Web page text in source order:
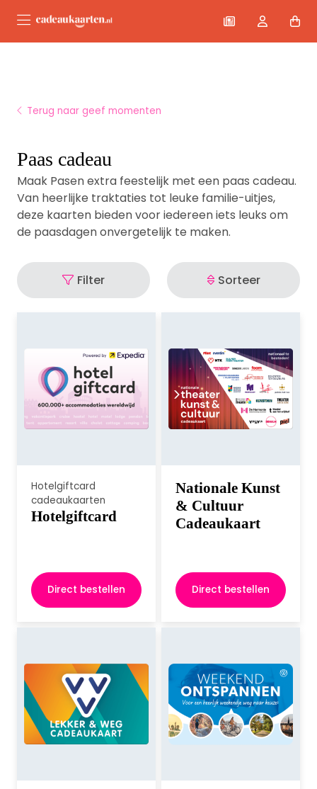
Terug naar geef momenten
Paas cadeau
Maak Pasen extra feestelijk met een paas cadeau.
Van heerlijke traktaties tot leuke familie-uitjes,
deze kaarten bieden voor iedereen iets leuks om
de paasdagen onvergetelijk te maken.
Filter Sorteer
Hotelgiftcard
cadeaukaarten
Hotelgiftcard
Direct bestellen
Nationale Kunst
& Cultuur
Cadeaukaart
Direct bestellen